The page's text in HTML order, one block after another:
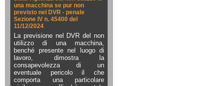
una macchina se pur non
previsto nel DVR - penale
Sezione IV n. 45400 del
11/12/2024
La previsione nel DVR del non
utilizzo di una macchina,
benché presente nel luogo di
lavoro, dimostra la
consapevolezza di un
eventuale pericolo il che
comporta una particolare